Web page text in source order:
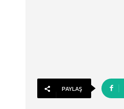
PAYLAŞ